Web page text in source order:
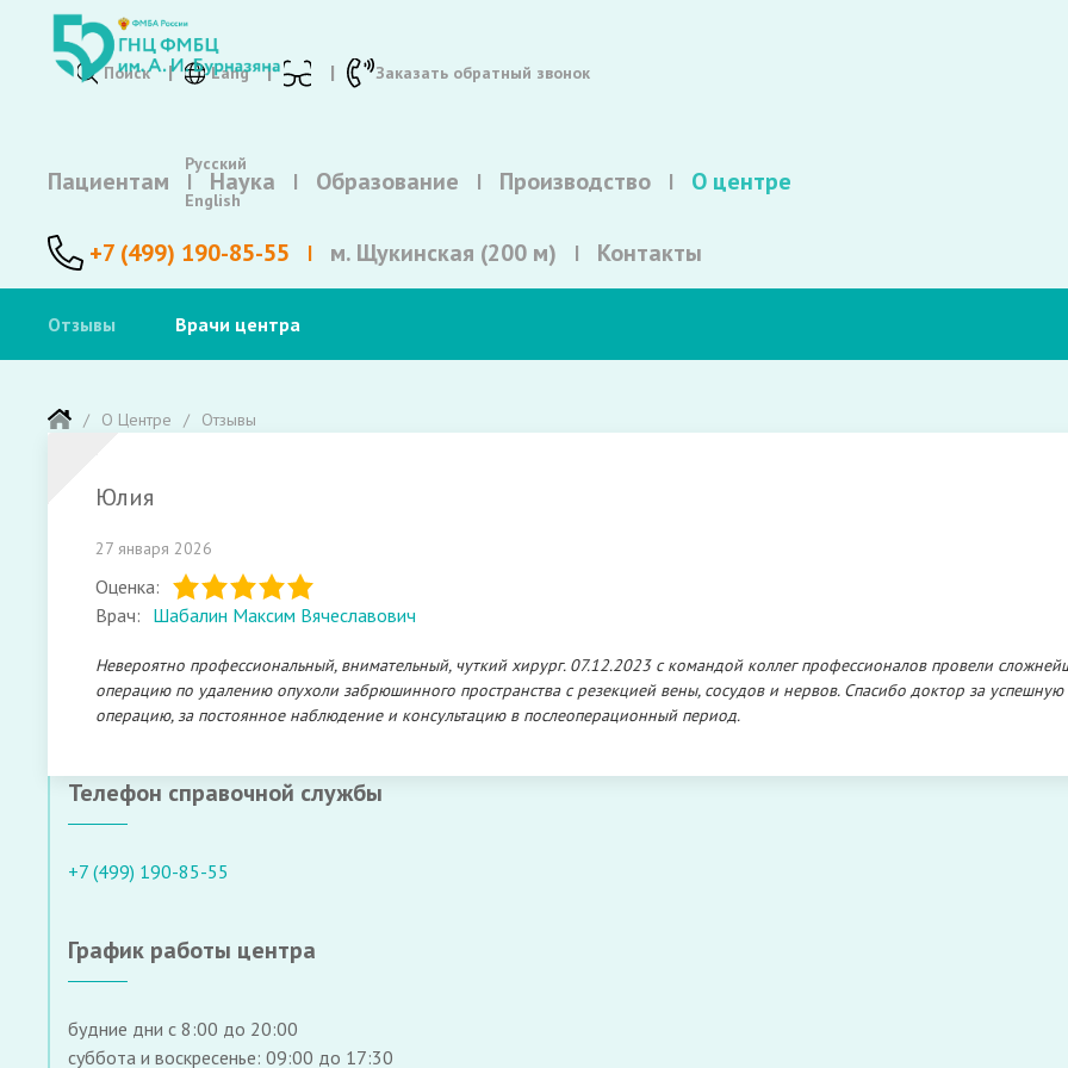
Поиск Lang
Русский
English
Заказать обратный звонок
Пациентам Наука Образование Производство О центре
+7 (499) 190-85-55 м. Щукинская (200 м) Контакты
Отзывы Врачи центра
О Центре Отзывы
Юлия
27 января 2026
Оценка:
Врач: Шабалин Максим Вячеславович
Невероятно профессиональный, внимательный, чуткий хирург. 07.12.2023 с командой коллег профессионалов провели
операцию по удалению опухоли забрюшинного пространства с резекцией вены, сосудов и нервов. Спасибо доктор за успешную
операцию, за постоянное наблюдение и консультацию в послеоперационный период.
Телефон справочной службы
+7 (499) 190-85-55
График работы центра
будние дни с 8:00 до 20:00
суббота и воскресенье: 09:00 до 17:30